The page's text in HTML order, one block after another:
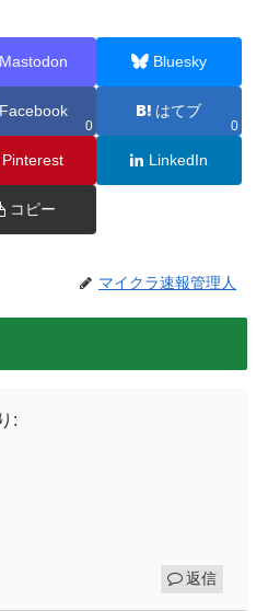
Mastodon Bluesky
Facebook
0
はてブ
0
Pinterest LinkedIn
コピー
マイクラ速報管理人
:
返信